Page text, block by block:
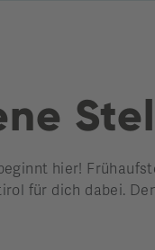
hier!
für dich dabei.